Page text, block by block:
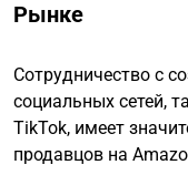
Рынке
Сотрудничество с
социальных сетей,
TikTok, имеет
продавцов на